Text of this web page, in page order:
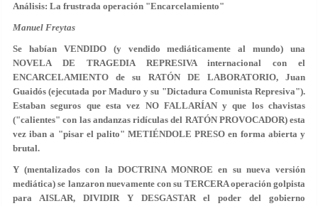
Análisis: La frustrada operación "Encarcelamiento"
Manuel Freytas
Se habían VENDIDO (y vendido mediáticamente al mundo) una
NOVELA DE TRAGEDIA REPRESIVA internacional con el
ENCARCELAMIENTO de su RATÓN DE LABORATORIO, Juan
Guaidós (ejecutada por Maduro y su "Dictadura Comunista Represiva").
Estaban seguros que esta vez NO FALLARÍAN y que los chavistas
("calientes" con las andanzas ridículas del RATÓN PROVOCADOR) esta
vez iban a "pisar el palito" METIÉNDOLE PRESO en forma abierta y
brutal.
Y (mentalizados con la DOCTRINA MONROE en su nueva versión
mediática) se lanzaron nuevamente con su TERCERA operación golpista
para AISLAR, DIVIDIR Y DESGASTAR el poder del gobierno